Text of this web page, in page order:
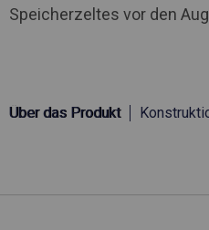
Speicherzeltes vor den
Über das Produkt